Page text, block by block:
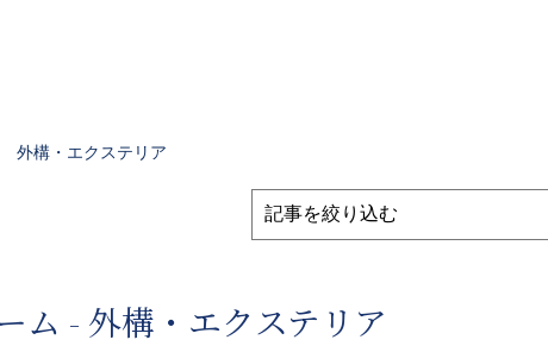
外構・エクステリア
- 外構・エクステリア